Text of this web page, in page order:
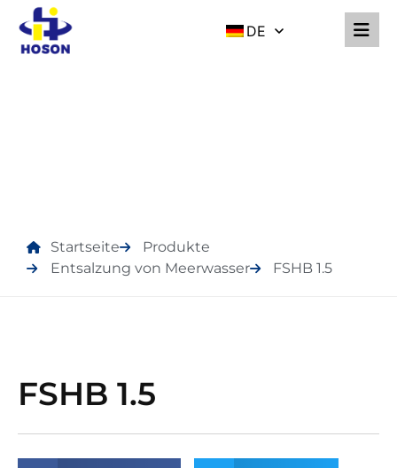
DE
Startseite
Produkte
Entsalzung von Meerwasser
FSHB 1.5
FSHB 1.5